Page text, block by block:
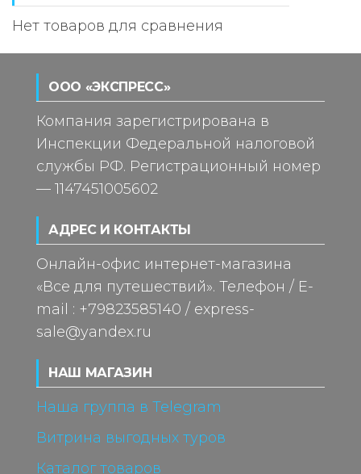
Нет товаров для сравнения
ООО «ЭКСПРЕСС»
Компания зарегистрирована в
Инспекции Федеральной налоговой
службы РФ. Регистрационный номер
— 1147451005602
АДРЕС И КОНТАКТЫ
Онлайн-офис интернет-магазина
«Все для путешествий». Телефон / E-
mail : +79823585140 / express-
sale@yandex.ru
НАШ МАГАЗИН
Наша группа в Telegram
Витрина выгодных туров
Каталог товаров